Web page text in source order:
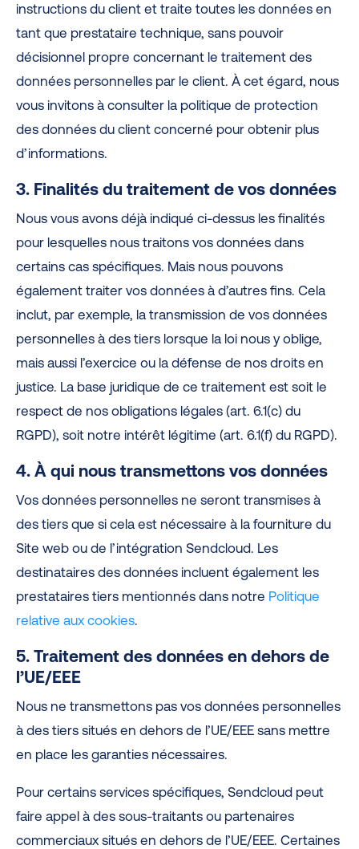
instructions du client et traite toutes les données en
tant que prestataire technique, sans pouvoir
décisionnel propre concernant le traitement des
données personnelles par le client. À cet égard, nous
vous invitons à consulter la politique de protection
des données du client concerné pour obtenir plus
d’informations.
3. Finalités du traitement de vos données
Nous vous avons déjà indiqué ci-dessus les finalités
pour lesquelles nous traitons vos données dans
certains cas spécifiques. Mais nous pouvons
également traiter vos données à d’autres fins. Cela
inclut, par exemple, la transmission de vos données
personnelles à des tiers lorsque la loi nous y oblige,
mais aussi l’exercice ou la défense de nos droits en
justice. La base juridique de ce traitement est soit le
respect de nos obligations légales (art. 6.1(c) du
RGPD), soit notre intérêt légitime (art. 6.1(f) du RGPD).
4. À qui nous transmettons vos données
Vos données personnelles ne seront transmises à
des tiers que si cela est nécessaire à la fourniture du
Site web ou de l’intégration Sendcloud. Les
destinataires des données incluent également les
prestataires tiers mentionnés dans notre Politique
relative aux cookies.
5. Traitement des données en dehors de
l’UE/EEE
Nous ne transmettons pas vos données personnelles
à des tiers situés en dehors de l’UE/EEE sans mettre
en place les garanties nécessaires.
Pour certains services spécifiques, Sendcloud peut
faire appel à des sous-traitants ou partenaires
commerciaux situés en dehors de l’UE/EEE. Certaines